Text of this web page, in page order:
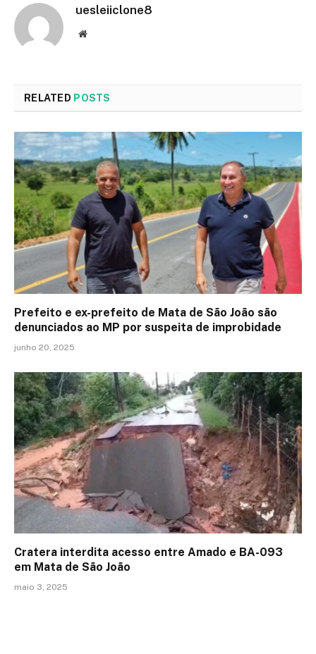
uesleiiclone8
Website
RELATED POSTS
Prefeito e ex-prefeito de Mata de São João são
denunciados ao MP por suspeita de improbidade
junho 20, 2025
Cratera interdita acesso entre Amado e BA-093
em Mata de São João
maio 3, 2025